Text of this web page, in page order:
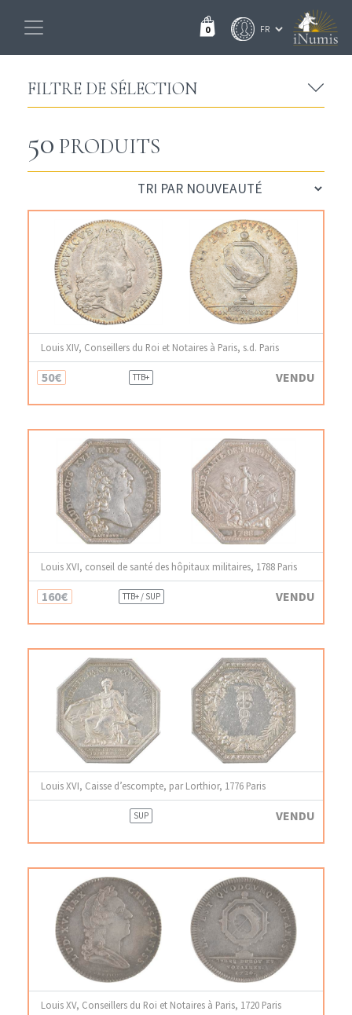
0
FILTRE DE SÉLECTION
50 PRODUITS
Louis XIV, Conseillers du Roi et Notaires à Paris, s.d. Paris
50€ TTB+ VENDU
Louis XVI, conseil de santé des hôpitaux militaires, 1788 Paris
160€ TTB+ / SUP VENDU
Louis XVI, Caisse d’escompte, par Lorthior, 1776 Paris
SUP VENDU
Louis XV, Conseillers du Roi et Notaires à Paris, 1720 Paris